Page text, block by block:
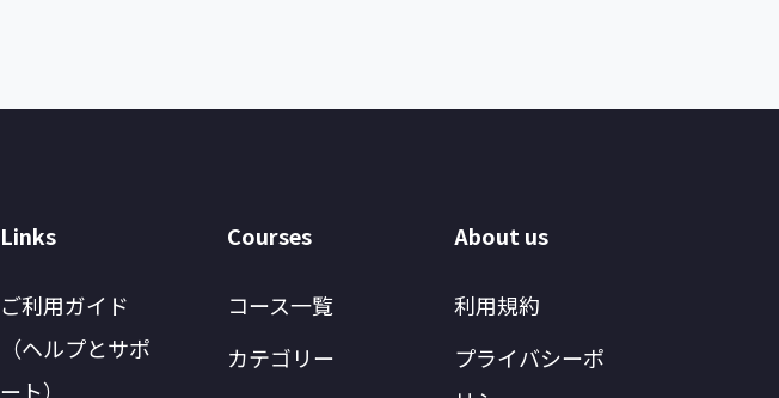
Links
ご利用ガイド
（ヘルプとサポ
ート）
Courses
コース一覧
カテゴリー
About us
利用規約
プライバシーポ